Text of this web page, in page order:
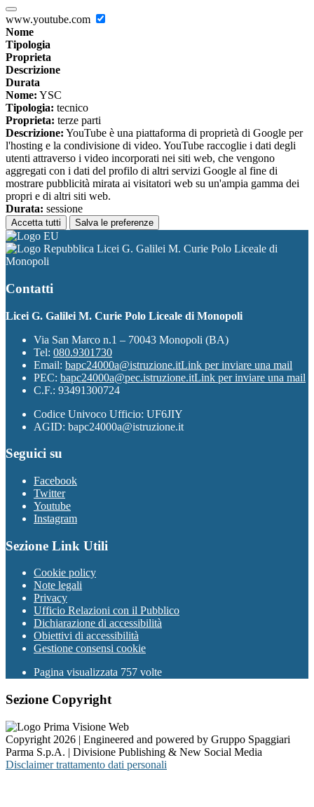
www.youtube.com
Nome
Tipologia
Proprieta
Descrizione
Durata
Nome: YSC
Tipologia: tecnico
Proprieta: terze parti
Descrizione: YouTube è una piattaforma di proprietà di Google per
l'hosting e la condivisione di video. YouTube raccoglie i dati degli
utenti attraverso i video incorporati nei siti web, che vengono
aggregati con i dati del profilo di altri servizi Google al fine di
mostrare pubblicità mirata ai visitatori web su un'ampia gamma dei
propri e di altri siti web.
Durata: sessione
Accetta tutti Salva le preferenze
Licei G. Galilei M. Curie Polo Liceale di
Monopoli
Contatti
Licei G. Galilei M. Curie Polo Liceale di Monopoli
Via San Marco n.1 – 70043 Monopoli (BA)
Tel: 080.9301730
Email: bapc24000a@istruzione.itLink per inviare una mail
PEC: bapc24000a@pec.istruzione.itLink per inviare una mail
C.F.: 93491300724
Codice Univoco Ufficio: UF6JIY
AGID: bapc24000a@istruzione.it
Seguici su
Facebook
Twitter
Youtube
Instagram
Sezione Link Utili
Cookie policy
Note legali
Privacy
Ufficio Relazioni con il Pubblico
Dichiarazione di accessibilità
Obiettivi di accessibilità
Gestione consensi cookie
Pagina visualizzata 757 volte
Sezione Copyright
Copyright 2026 | Engineered and powered by Gruppo Spaggiari
Parma S.p.A. | Divisione Publishing & New Social Media
Disclaimer trattamento dati personali